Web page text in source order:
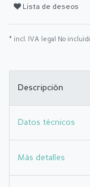
Lista de deseos
* incl. IVA legal No
Descripción
Datos técnicos
Más detalles